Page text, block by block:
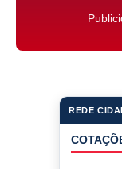
REDE